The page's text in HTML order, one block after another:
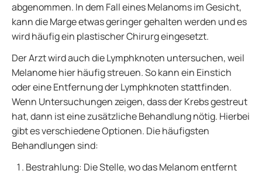
abgenommen. In dem Fall eines Melanoms im Gesicht,
kann die Marge etwas geringer gehalten werden und es
wird häufig ein plastischer Chirurg eingesetzt.
Der Arzt wird auch die Lymphknoten untersuchen, weil
Melanome hier häufig streuen. So kann ein Einstich
oder eine Entfernung der Lymphknoten stattfinden.
Wenn Untersuchungen zeigen, dass der Krebs gestreut
hat, dann ist eine zusätzliche Behandlung nötig. Hierbei
gibt es verschiedene Optionen. Die häufigsten
Behandlungen sind:
Bestrahlung: Die Stelle, wo das Melanom entfernt